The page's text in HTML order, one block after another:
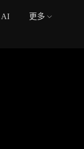
AI 更多